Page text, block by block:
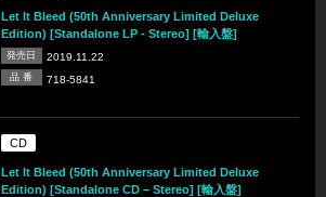
Let It Bleed (50th Anniversary Limited Deluxe
Edition) [Standalone LP - Stereo] [輸入盤]
発売日 2019.11.22
品 番 718-5841
CD
Let It Bleed (50th Anniversary Limited Deluxe
Edition) [Standalone CD – Stereo] [輸入盤]